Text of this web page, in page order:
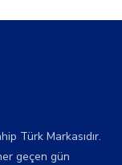
Türk Markasıdır.
geçen gün